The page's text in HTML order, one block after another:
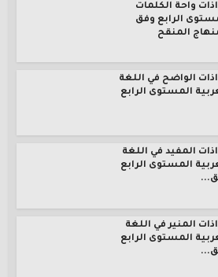
واحة الكلمات
الرابع وفق
المنقح
الواضح في اللغة
المستوى الرابع
المفيد في اللغة
المستوى الرابع
المنير في اللغة
المستوى الرابع